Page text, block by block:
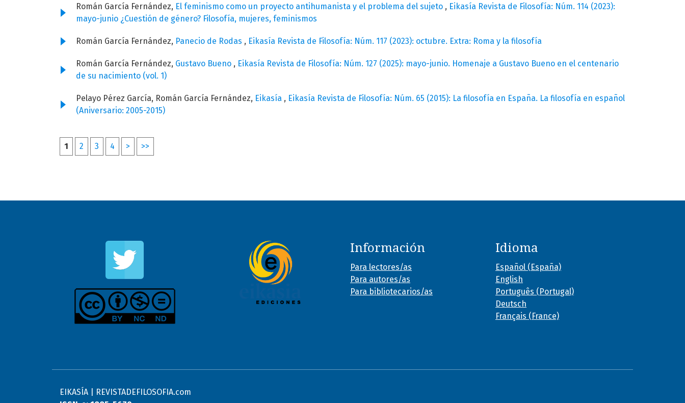
Román García Fernández, El feminismo como un proyecto antihumanista y el problema del sujeto , Eikasía Revista de Filosofía: Núm. 114 (2023):
mayo-junio ¿Cuestión de género? Filosofía, mujeres, feminismos
Román García Fernández, Panecio de Rodas , Eikasía Revista de Filosofía: Núm. 117 (2023): octubre. Extra: Roma y la filosofía
Román García Fernández, Gustavo Bueno , Eikasía Revista de Filosofía: Núm. 127 (2025): mayo-junio. Homenaje a Gustavo Bueno en el centenario
de su nacimiento (vol. 1)
Pelayo Pérez García, Román García Fernández, Eikasía , Eikasía Revista de Filosofía: Núm. 65 (2015): La filosofía en España. La filosofía en español
(Aniversario: 2005-2015)
1 2 3 4 > >>
Información
Para lectores/as
Para autores/as
Para bibliotecarios/as
Idioma
Español (España)
English
Português (Portugal)
Deutsch
Français (France)
EIKASÍA | REVISTADEFILOSOFIA.com